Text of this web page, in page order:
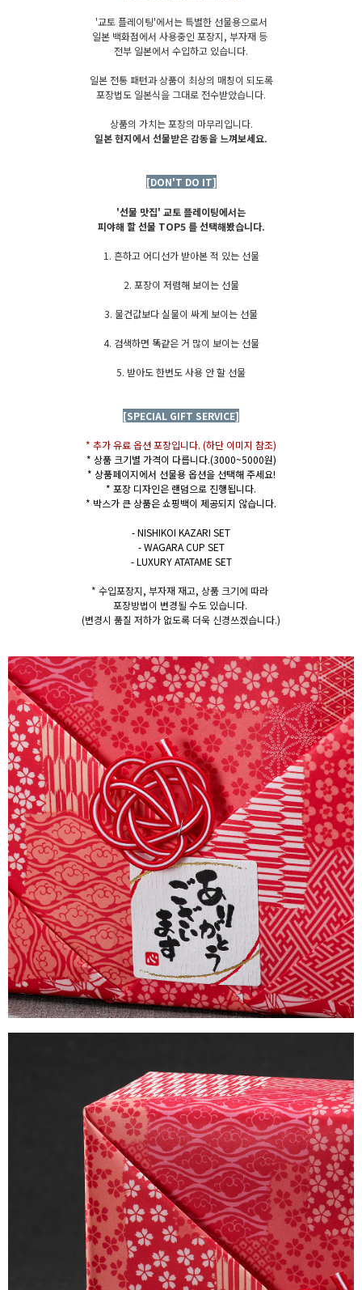
'교토 플레이팅'에서는 특별한 선물용으로서
일본 백화점에서 사용중인 포장지, 부자재 등
전부 일본에서 수입하고 있습니다.
일본 전통 패턴과 상품이 최상의 매칭이 되도록
포장법도 일본식을 그대로 전수받았습니다.
상품의 가치는 포장의 마무리입니다.
일본 현지에서 선물받은 감동을 느껴보세요.
[DON'T DO IT]
'선물 맛집' 교토 플레이팅에서는
피야해 할 선물 TOP5 를 선택해봤습니다.
1. 흔하고 어디선가 받아본 적 있는 선물
2. 포장이 저렴해 보이는 선물
3. 물건값보다 실물이 싸게 보이는 선물
4. 검색하면 똑같은 거 많이 보이는 선물
5. 받아도 한번도 사용 안 할 선물
[SPECIAL GIFT SERVICE]
* 추가 유료 옵션 포장입니다. (하단 이미지 참조)
* 상품 크기별 가격이 다릅니다.(3000~5000원)
* 상품페이지에서 선물용 옵션을 선택해 주세요!
* 포장 디자인은 랜덤으로 진행됩니다.
* 박스가 큰 상품은 쇼핑백이 제공되지 않습니다.
- NISHIKOI KAZARI SET
- WAGARA CUP SET
- LUXURY ATATAME SET
* 수입포장지, 부자재 재고, 상품 크기에 따라
포장방법이 변경될 수도 있습니다.
(변경시 품질 저하가 없도록 더욱 신경쓰겠습니다.)